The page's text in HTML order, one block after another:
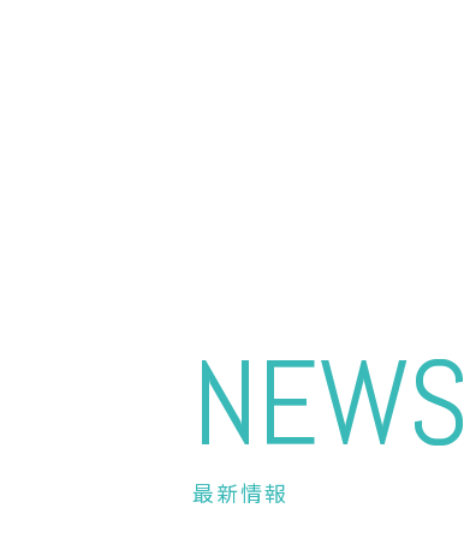
NEWS
最新情報